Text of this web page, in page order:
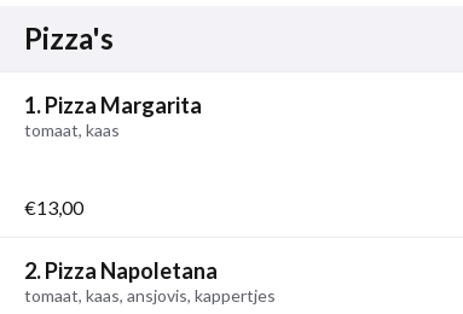
Pizza's
1. Pizza Margarita
tomaat, kaas
€13,00
2. Pizza Napoletana
tomaat, kaas, ansjovis, kappertjes